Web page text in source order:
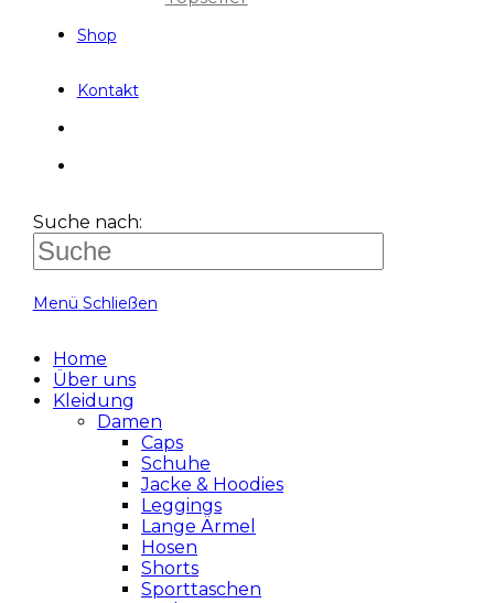
Shop
Kontakt
Suche nach:
Menü Schließen
Home
Über uns
Kleidung
Damen
Caps
Schuhe
Jacke & Hoodies
Leggings
Lange Ärmel
Hosen
Shorts
Sporttaschen